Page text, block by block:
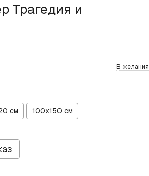
Трагедия и
В желания
см 100х150 см